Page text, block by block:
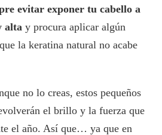
evitar exponer tu cabello a
alta y procura aplicar algún
la keratina natural no acabe
no lo creas, estos pequeños
el brillo y la fuerza que
el año. Así que… ya que en